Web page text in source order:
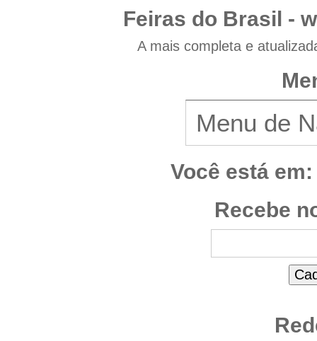
Feiras do Brasil -
A mais completa e
Você está em:
Recebe